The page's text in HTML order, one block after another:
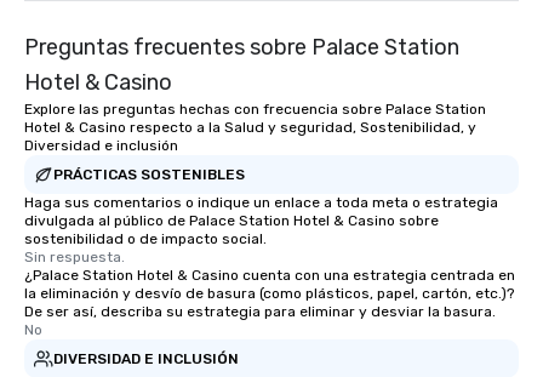
Preguntas frecuentes sobre Palace Station
Hotel & Casino
Explore las preguntas hechas con frecuencia sobre Palace Station
Hotel & Casino respecto a la Salud y seguridad, Sostenibilidad, y
Diversidad e inclusión
PRÁCTICAS SOSTENIBLES
Haga sus comentarios o indique un enlace a toda meta o estrategia
divulgada al público de Palace Station Hotel & Casino sobre
sostenibilidad o de impacto social.
Sin respuesta.
¿Palace Station Hotel & Casino cuenta con una estrategia centrada en
la eliminación y desvío de basura (como plásticos, papel, cartón, etc.)?
De ser así, describa su estrategia para eliminar y desviar la basura.
No
DIVERSIDAD E INCLUSIÓN